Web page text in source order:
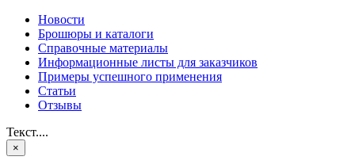
Новости
Брошюры и каталоги
Справочные материалы
Информационные листы для заказчиков
Примеры успешного применения
Статьи
Отзывы
Текст....
×